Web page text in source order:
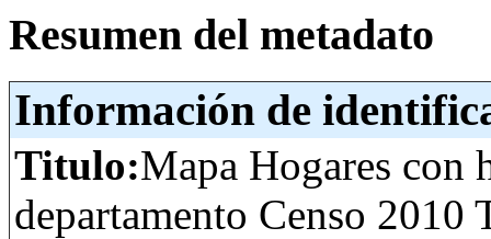
Resumen del metadato
Información de
Titulo:Mapa Hogares con
departamento Censo 2010